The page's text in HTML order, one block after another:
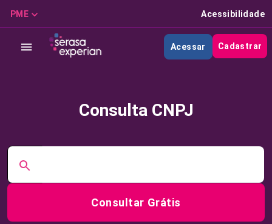
PME Acessibilidade
Acessar Cadastrar
Consulta CNPJ
Consultar Grátis